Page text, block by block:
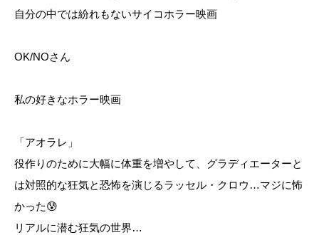
自分の中では紛れもないサイコホラー映画
OK/NOさん
私の好きなホラー映画
「アオラレ」
役作りのために大幅に体重を増やして、グラディエーターと
は対照的な狂気と恐怖を演じるラッセル・クロウ…マジに怖
かった😰
リアルに潜む狂気の世界…